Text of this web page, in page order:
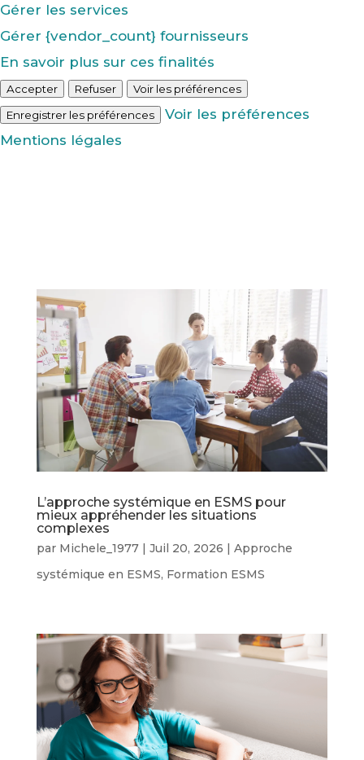
Gérer les services
Gérer {vendor_count} fournisseurs
En savoir plus sur ces finalités
Accepter Refuser
Voir les préférences
Enregistrer les préférences
Voir les préférences
Mentions légales
L’approche systémique en ESMS pour
mieux appréhender les situations
complexes
par Michele_1977| Juil 20, 2026 | Approche
systémique en ESMS, Formation ESMS